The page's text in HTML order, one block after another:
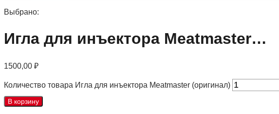
Выбрано:
Игла для инъектора Meatmaster…
1500,00 ₽
Количество товара Игла для инъектора Meatmaster (оригинал)
В корзину